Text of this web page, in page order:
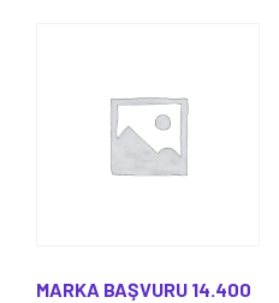
MARKA BAŞVURU 14.400